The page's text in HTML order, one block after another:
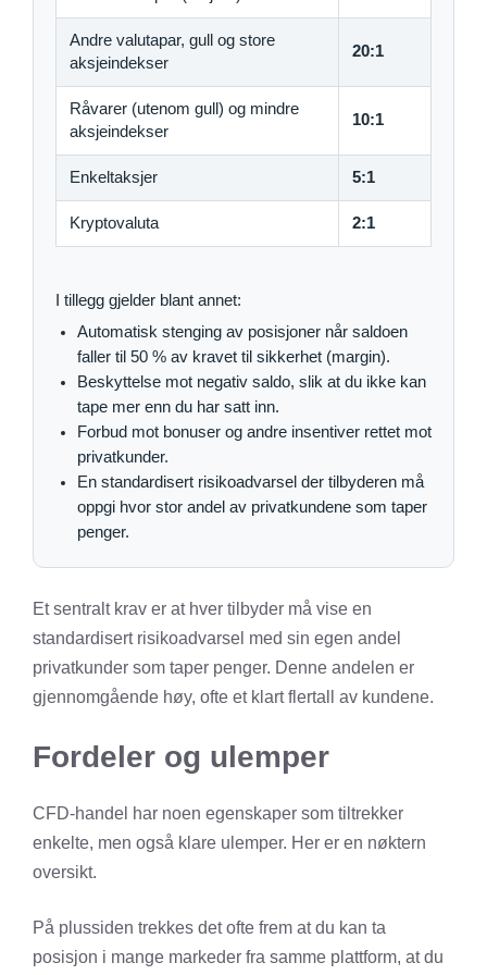
Andre valutapar, gull og store
aksjeindekser
20:1
Råvarer (utenom gull) og mindre
aksjeindekser
10:1
Enkeltaksjer 5:1
Kryptovaluta 2:1
I tillegg gjelder blant annet:
Automatisk stenging av posisjoner når saldoen
faller til 50 % av kravet til sikkerhet (margin).
Beskyttelse mot negativ saldo, slik at du ikke kan
tape mer enn du har satt inn.
Forbud mot bonuser og andre insentiver rettet mot
privatkunder.
En standardisert risikoadvarsel der tilbyderen må
oppgi hvor stor andel av privatkundene som taper
penger.
Et sentralt krav er at hver tilbyder må vise en
standardisert risikoadvarsel med sin egen andel
privatkunder som taper penger. Denne andelen er
gjennomgående høy, ofte et klart flertall av kundene.
Fordeler og ulemper
CFD-handel har noen egenskaper som tiltrekker
enkelte, men også klare ulemper. Her er en nøktern
oversikt.
På plussiden trekkes det ofte frem at du kan ta
posisjon i mange markeder fra samme plattform, at du